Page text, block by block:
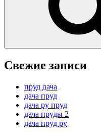
Свежие записи
пруд дача
дача пруд
дача ру пруд
дача пруды 2
дача пруд ру